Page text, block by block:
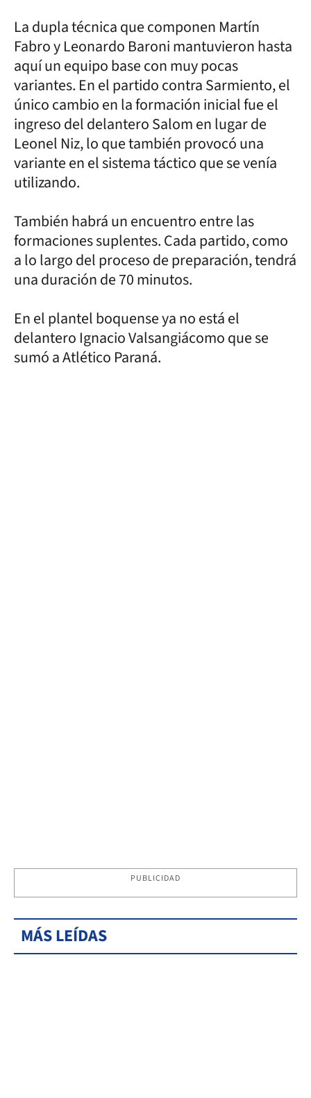
La dupla técnica que componen Martín
Fabro y Leonardo Baroni mantuvieron hasta
aquí un equipo base con muy pocas
variantes. En el partido contra Sarmiento, el
único cambio en la formación inicial fue el
ingreso del delantero Salom en lugar de
Leonel Niz, lo que también provocó una
variante en el sistema táctico que se venía
utilizando.
También habrá un encuentro entre las
formaciones suplentes. Cada partido, como
a lo largo del proceso de preparación, tendrá
una duración de 70 minutos.
En el plantel boquense ya no está el
delantero Ignacio Valsangiácomo que se
sumó a Atlético Paraná.
PUBLICIDAD
MÁS LEÍDAS